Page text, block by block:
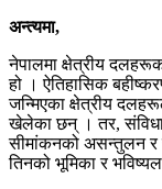
अन्त्यमा,
नेपालमा क्षेत्रीय
हो । ऐतिहासिक
जन्मिएका क्षेत्रीय
खेलेका छन् । तर,
सीमांकनको असन्तुलन र
तिनको भूमिका र